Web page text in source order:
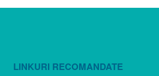
LINKURI RECOMANDATE